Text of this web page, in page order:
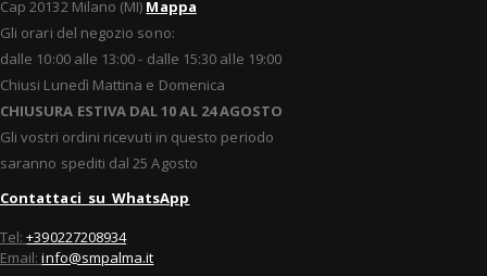
Cap 20132 Milano (MI) Mappa
Gli orari del negozio sono:
dalle 10:00 alle 13:00 - dalle 15:30 alle 19:00
Chiusi Lunedì Mattina e Domenica
CHIUSURA ESTIVA DAL 10 AL 24 AGOSTO
Gli vostri ordini ricevuti in questo periodo
saranno spediti dal 25 Agosto
Contattaci su WhatsApp
Tel:+390227208934
Email:info@smpalma.it